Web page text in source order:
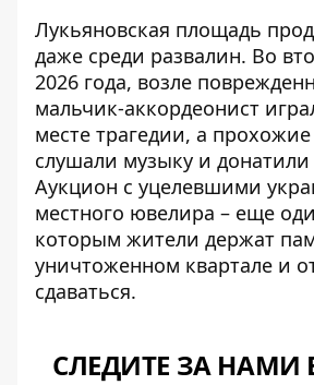
Лукьяновская площадь
даже среди развалин. Во
2026 года, возле
мальчик-аккордеонист
месте трагедии, а
слушали музыку и
Аукцион с уцелевшими
местного ювелира – еще
которым жители держат
уничтоженном квартале и
сдаваться.
СЛЕДИТЕ ЗА НАМИ